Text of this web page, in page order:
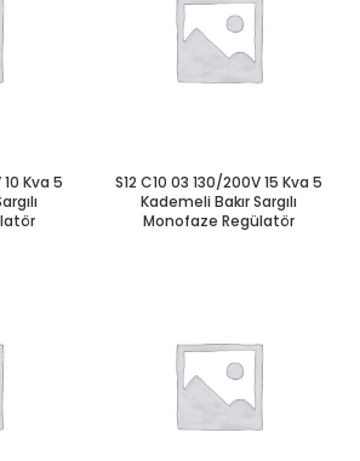
Kva 5
S12 C10 03 130/200V 15 Kva 5
Kademeli Bakır Sargılı
Monofaze Regülatör